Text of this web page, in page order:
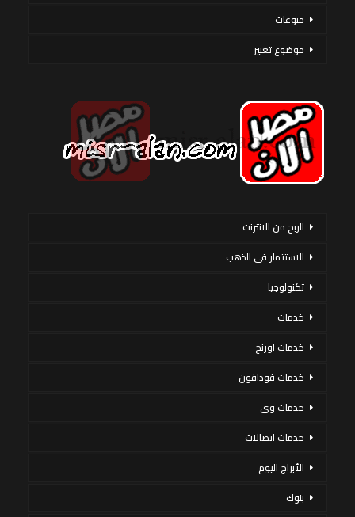
منوعات
موضوع تعبير
الربح من الانترنت
الاستثمار فى الذهب
تكنولوجيا
خدمات
خدمات اورنج
خدمات فودافون
خدمات وى
خدمات اتصالات
الأبراج اليوم
بنوك